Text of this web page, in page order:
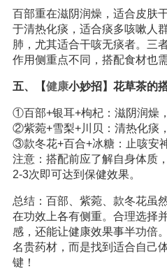
百部重在滋阴润燥，适合皮肤
于清热化痰，适合痰多咳嗽人
肺，尤其适合干咳无痰者。三
作用侧重点不同，搭配食材也
五、【健康小妙招】花草茶的
①百部+银耳+枸杞：滋阴润燥
②紫菀+雪梨+川贝：清热化痰
③款冬花+百合+冰糖：止咳安
注意：搭配前应了解自身体质
2-3次即可达到保健效果。
总结：百部、紫菀、款冬花虽
在功效上各有侧重。合理选择
感，还能让健康效果事半功倍
名贵药材，而是找到适合自己
键！